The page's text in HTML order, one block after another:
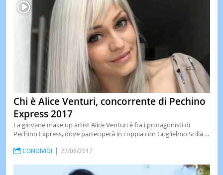
Chi è Alice Venturi, concorrente di Pechino
Express 2017
La giovane make up artist Alice Venturi è fra i protagonisti di
Pechino Express, dove parteciperà in coppia con Guglielmo Scilla ...
CONDIVIDI 27/06/2017